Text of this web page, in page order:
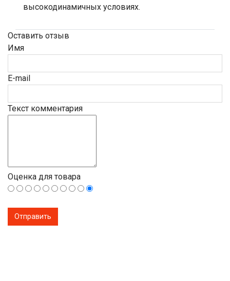
высокодинамичных условиях.
Оставить отзыв
Имя
E-mail
Текст комментария
Оценка для товара